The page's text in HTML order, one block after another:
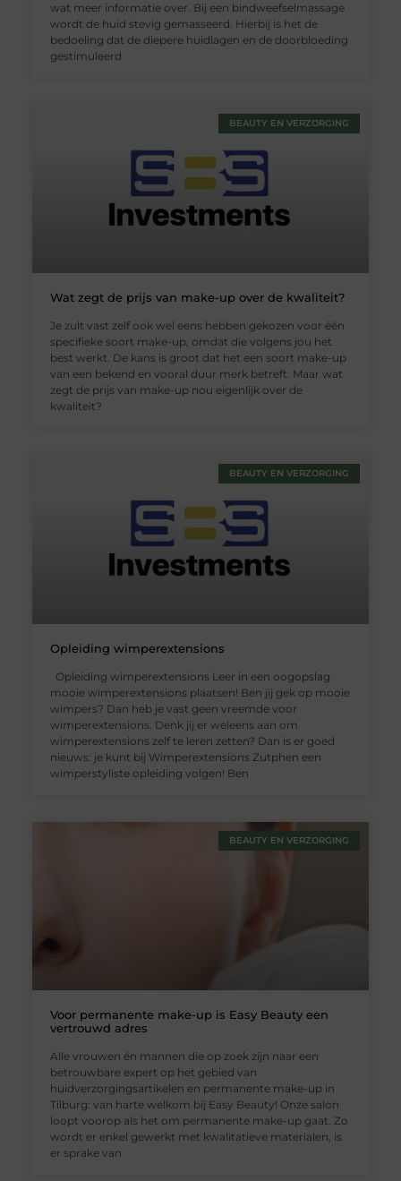
wat meer informatie over. Bij een bindweefselmassage
wordt de huid stevig gemasseerd. Hierbij is het de
bedoeling dat de diepere huidlagen en de doorbloeding
gestimuleerd
BEAUTY EN VERZORGING
Wat zegt de prijs van make-up over de kwaliteit?
Je zult vast zelf ook wel eens hebben gekozen voor één
specifieke soort make-up, omdat die volgens jou het
best werkt. De kans is groot dat het een soort make-up
van een bekend en vooral duur merk betreft. Maar wat
zegt de prijs van make-up nou eigenlijk over de
kwaliteit?
BEAUTY EN VERZORGING
Opleiding wimperextensions
Opleiding wimperextensions Leer in een oogopslag
mooie wimperextensions plaatsen! Ben jij gek op mooie
wimpers? Dan heb je vast geen vreemde voor
wimperextensions. Denk jij er weleens aan om
wimperextensions zelf te leren zetten? Dan is er goed
nieuws: je kunt bij Wimperextensions Zutphen een
wimperstyliste opleiding volgen! Ben
BEAUTY EN VERZORGING
Voor permanente make-up is Easy Beauty een
vertrouwd adres
Alle vrouwen én mannen die op zoek zijn naar een
betrouwbare expert op het gebied van
huidverzorgingsartikelen en permanente make-up in
Tilburg: van harte welkom bij Easy Beauty! Onze salon
loopt voorop als het om permanente make-up gaat. Zo
wordt er enkel gewerkt met kwalitatieve materialen, is
er sprake van